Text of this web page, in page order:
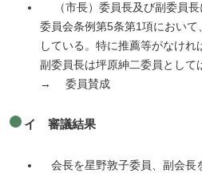
（市長）委員長及び副委員長
委員会条例第5条第1項において
している。特に推薦等がなけれ
副委員長は坪原紳二委員として
→ 委員賛成
イ 審議結果
会長を星野敦子委員、副会長